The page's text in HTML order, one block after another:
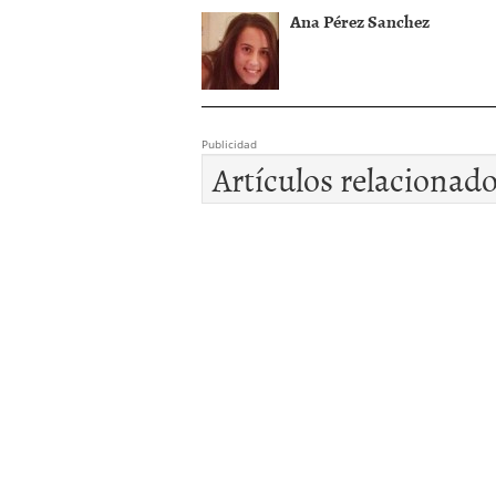
Ana Pérez Sanchez
Publicidad
Artículos